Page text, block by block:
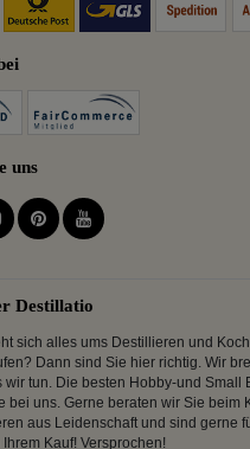
uns
Destillatio
sich alles ums Destillieren und
Dann sind Sie hier richtig. Wir
wir tun. Die besten Hobby-und Small
bei uns. Gerne beraten wir Sie beim
aus Leidenschaft und sind gerne
Kauf! Versprochen!